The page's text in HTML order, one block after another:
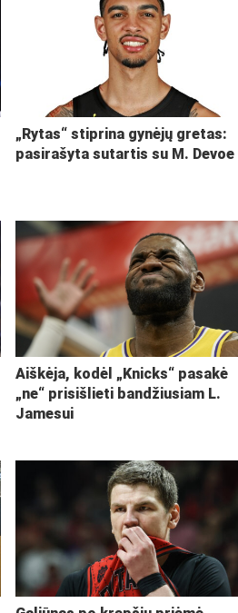
„Rytas“ stiprina gynėjų gretas:
pasirašyta sutartis su M. Devoe
Aiškėja, kodėl „Knicks“ pasakė
„ne“ prisišlieti bandžiusiam L.
Jamesui